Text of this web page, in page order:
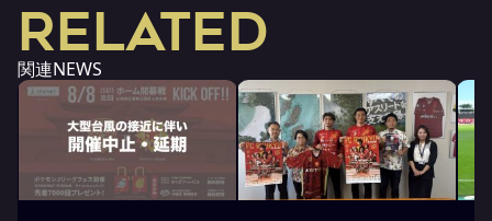
RELATED
関連NEWS